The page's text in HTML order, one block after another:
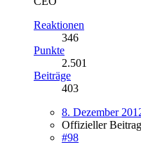
Reaktionen
346
Punkte
2.501
Beiträge
403
8. Dezember
Offizieller Beitrag
#98